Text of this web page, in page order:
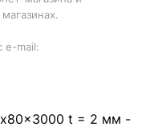
e-mail:
t = 2 мм -